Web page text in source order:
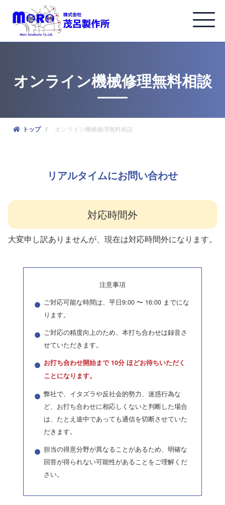
オンライン機械修理無料相談
トップ オンライン機械修理無料相談
リアルタイムにお問い合わせ
対応時間外
大変申し訳ありませんが、現在は対応時間外になります。
注意事項
ご対応可能な時間は、平日9:00 〜 16:00 までにな
ります。
ご対応の精度向上のため、本打ち合わせは録音さ
せていただきます。
お打ち合わせ開始まで 10分 ほどお待ちいただく
ことになります。
弊社で、イタズラや反社会的勢力、迷惑行為な
ど、お打ち合わせに相応しくないと判断した場合
は、たとえ途中であっても通信を切断させていた
だきます。
担当の得意分野が異なることがあるため、明確な
回答が得られない可能性があることをご理解くだ
さい。